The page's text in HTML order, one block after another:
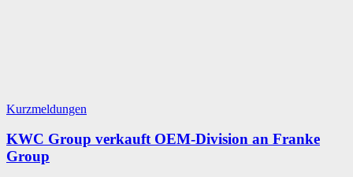
Kurzmeldungen
KWC Group verkauft OEM-Division an Franke
Group